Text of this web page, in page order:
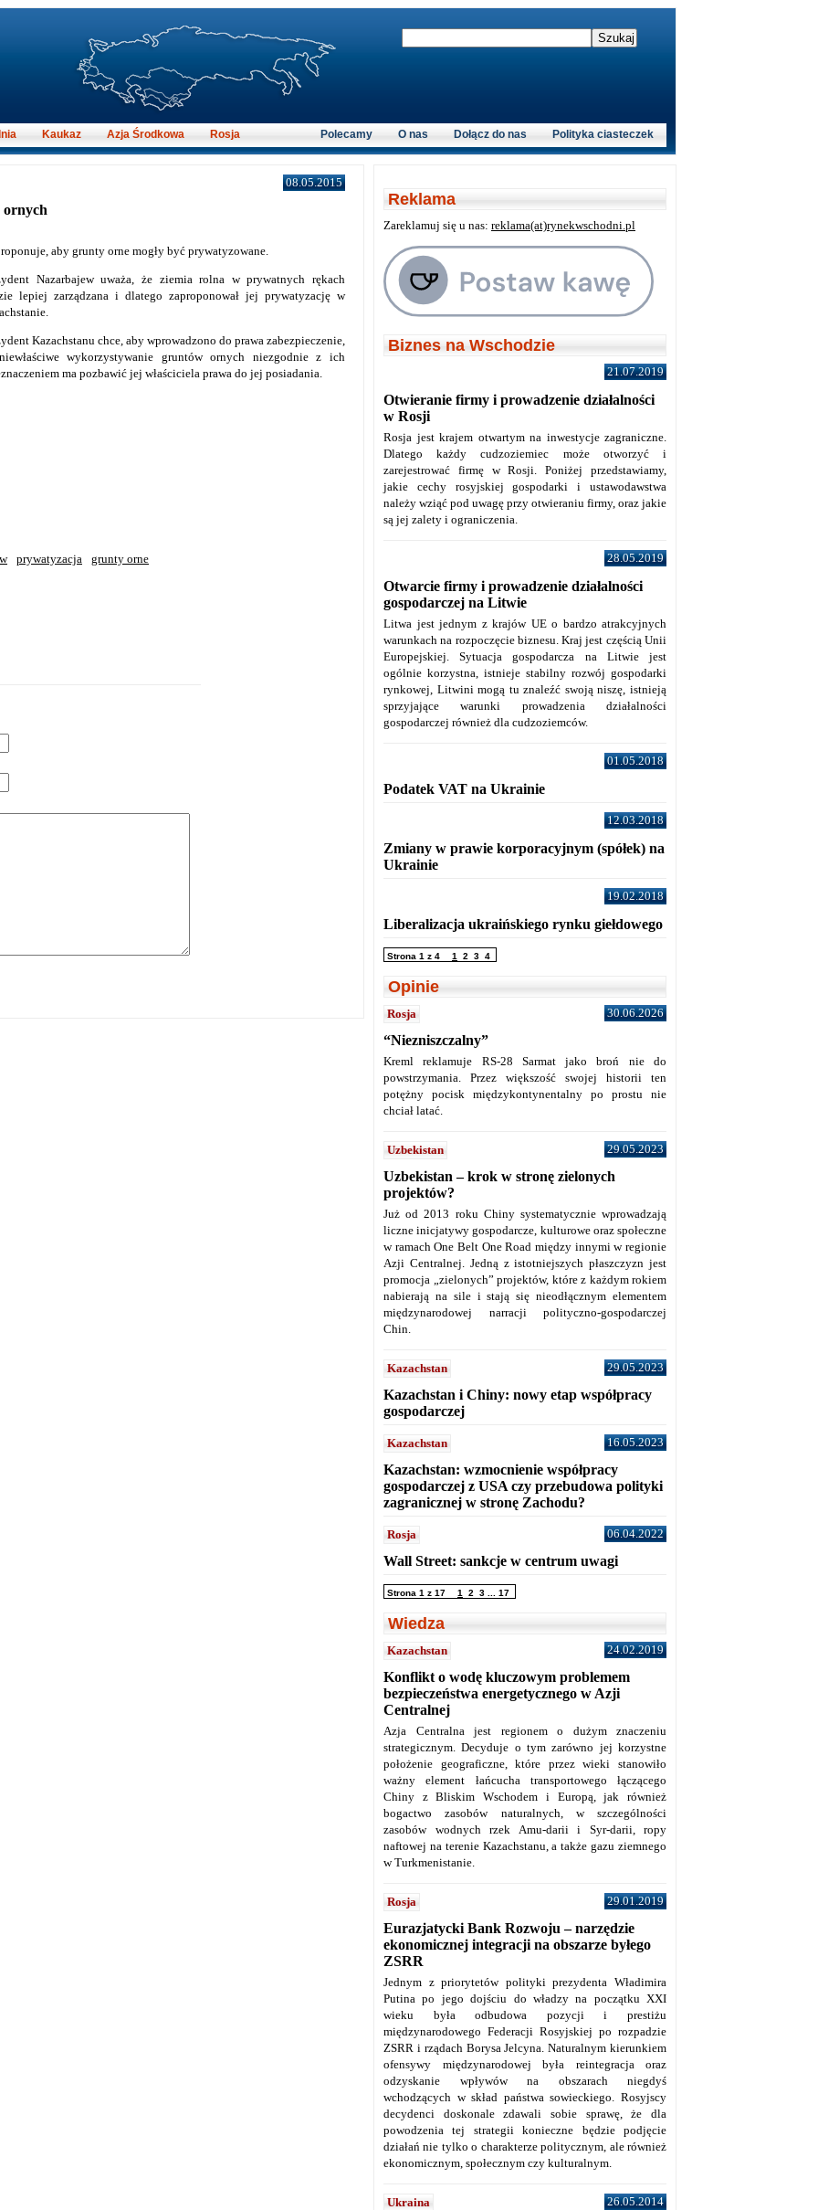
08.05.2015
ornych
aby grunty orne mogły być prywatyzowane.
Nazarbajew uważa, że ziemia rolna w prywatnych rękach
lepiej zarządzana i dlatego zaproponował jej prywatyzację w
Kazachstanu chce, aby wprowadzono do prawa zabezpieczenie,
wykorzystywanie gruntów ornych niezgodnie z ich
ma pozbawić jej właściciela prawa do jej posiadania.
prywatyzacja
grunty orne
Kaukaz Azja Środkowa Rosja Polityka ciasteczek
Dołącz do nas
O nas
Polecamy
Reklama
Zareklamuj się u nas: reklama(at)rynekwschodni.pl
Biznes na Wschodzie
21.07.2019
Otwieranie firmy i prowadzenie działalności
w Rosji
Rosja jest krajem otwartym na inwestycje zagraniczne.
Dlatego każdy cudzoziemiec może otworzyć i
zarejestrować firmę w Rosji. Poniżej przedstawiamy,
jakie cechy rosyjskiej gospodarki i ustawodawstwa
należy wziąć pod uwagę przy otwieraniu firmy, oraz jakie
są jej zalety i ograniczenia.
28.05.2019
Otwarcie firmy i prowadzenie działalności
gospodarczej na Litwie
Litwa jest jednym z krajów UE o bardzo atrakcyjnych
warunkach na rozpoczęcie biznesu. Kraj jest częścią Unii
Europejskiej. Sytuacja gospodarcza na Litwie jest
ogólnie korzystna, istnieje stabilny rozwój gospodarki
rynkowej, Litwini mogą tu znaleźć swoją niszę, istnieją
sprzyjające warunki prowadzenia działalności
gospodarczej również dla cudzoziemców.
01.05.2018
Podatek VAT na Ukrainie
12.03.2018
Zmiany w prawie korporacyjnym (spółek) na
Ukrainie
19.02.2018
Liberalizacja ukraińskiego rynku giełdowego
Strona 1 z 4 1 2 3 4
Opinie
Rosja 30.06.2026
“Niezniszczalny”
Kreml reklamuje RS-28 Sarmat jako broń nie do
powstrzymania. Przez większość swojej historii ten
potężny pocisk międzykontynentalny po prostu nie
chciał latać.
Uzbekistan 29.05.2023
Uzbekistan – krok w stronę zielonych
projektów?
Już od 2013 roku Chiny systematycznie wprowadzają
liczne inicjatywy gospodarcze, kulturowe oraz społeczne
w ramach One Belt One Road między innymi w regionie
Azji Centralnej. Jedną z istotniejszych płaszczyzn jest
promocja „zielonych” projektów, które z każdym rokiem
nabierają na sile i stają się nieodłącznym elementem
międzynarodowej narracji polityczno-gospodarczej
Chin.
Kazachstan 29.05.2023
Kazachstan i Chiny: nowy etap współpracy
gospodarczej
Kazachstan 16.05.2023
Kazachstan: wzmocnienie współpracy
gospodarczej z USA czy przebudowa polityki
zagranicznej w stronę Zachodu?
Rosja 06.04.2022
Wall Street: sankcje w centrum uwagi
Strona 1 z 17 1 2 3 17
Wiedza
Kazachstan 24.02.2019
Konflikt o wodę kluczowym problemem
bezpieczeństwa energetycznego w Azji
Centralnej
Azja Centralna jest regionem o dużym znaczeniu
strategicznym. Decyduje o tym zarówno jej korzystne
położenie geograficzne, które przez wieki stanowiło
ważny element łańcucha transportowego łączącego
Chiny z Bliskim Wschodem i Europą, jak również
bogactwo zasobów naturalnych, w szczególności
zasobów wodnych rzek Amu-darii i Syr-darii, ropy
naftowej na terenie Kazachstanu, a także gazu ziemnego
w Turkmenistanie.
Rosja 29.01.2019
Eurazjatycki Bank Rozwoju – narzędzie
ekonomicznej integracji na obszarze byłego
ZSRR
Jednym z priorytetów polityki prezydenta Władimira
Putina po jego dojściu do władzy na początku XXI
wieku była odbudowa pozycji i prestiżu
międzynarodowego Federacji Rosyjskiej po rozpadzie
ZSRR i rządach Borysa Jelcyna. Naturalnym kierunkiem
ofensywy międzynarodowej była reintegracja oraz
odzyskanie wpływów na obszarach niegdyś
wchodzących w skład państwa sowieckiego. Rosyjscy
decydenci doskonale zdawali sobie sprawę, że dla
powodzenia tej strategii konieczne będzie podjęcie
działań nie tylko o charakterze politycznym, ale również
ekonomicznym, społecznym czy kulturalnym.
Ukraina 26.05.2014